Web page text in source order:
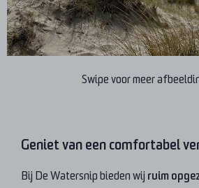
Swipe voor meer
Geniet van een comfortabel
Bij De Watersnip bieden wij ruim